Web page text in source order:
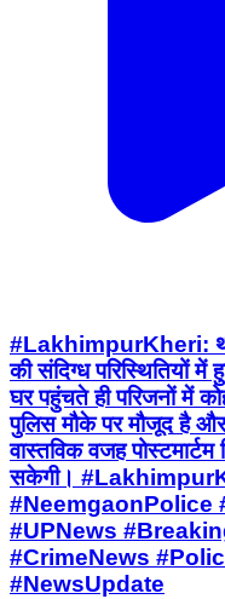
#LakhimpurKheri:
की संदिग्ध परिस्थितियों में
घर पहुंचते ही परिजनों में
पुलिस मौके पर मौजूद है
वास्तविक वजह
सकेगी।
#NeemgaonPolice
#UPNews
#CrimeNews
#NewsUpdate